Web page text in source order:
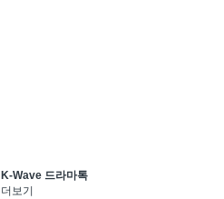
K-Wave 드라마톡
더보기